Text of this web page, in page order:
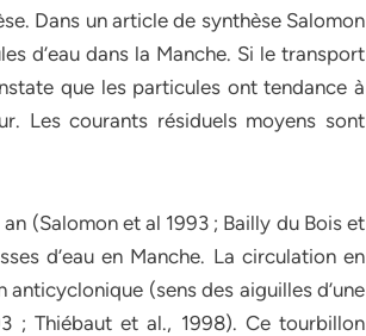
Dans un article de synthèse Salomon
d’eau dans la Manche. Si le transport
que les particules ont tendance à
Les courants résiduels moyens sont
(Salomon et al 1993 ; Bailly du Bois et
d’eau en Manche. La circulation en
(sens des aiguilles d’une
; Thiébaut et al., 1998). Ce tourbillon